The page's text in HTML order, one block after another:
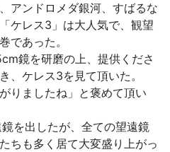
アンドロメダ銀河、すばるな
ケレス3」は大人気で、観望
であった。
鏡を研磨の上、提供くださ
、ケレス3を見て頂いた。
りましたね」と褒めて頂い
を出したが、全ての望遠鏡
ちも多く居て大変盛り上がっ